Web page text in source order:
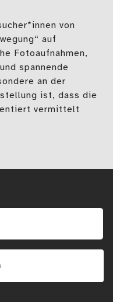
von
auf
Fotoaufnahmen,
spannende
an der
ist, dass die
vermittelt